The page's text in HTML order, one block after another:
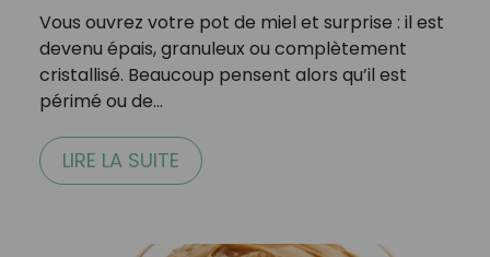
Vous ouvrez votre pot de miel et surprise : il est
devenu épais, granuleux ou complètement
cristallisé. Beaucoup pensent alors qu’il est
périmé ou de…
LIRE LA SUITE